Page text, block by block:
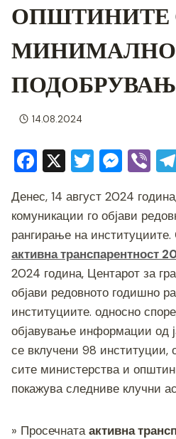
ОПШТИНИТЕ
МИНИМАЛНО
14.08.2024
F
c
e
b
o
o
k
X T
tt
er
M
ss
e
n
g
er
Vi
er
Денес, 14 август 2024
комуникации го објави
рангирање на
активна транспарентност
2024 година, Центарот за
објави редовното годишно
институциите. односно
објавување информации од
се вклучени 98 институции,
сите министерства и
покажува следниве клучни
» Просечнатаактивна